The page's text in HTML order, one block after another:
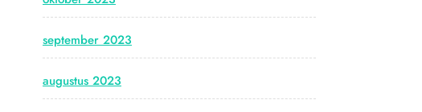
september 2023
augustus 2023